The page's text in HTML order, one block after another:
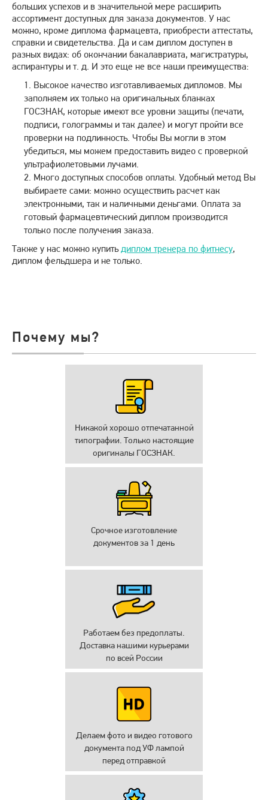
больших успехов и в значительной мере расширить
ассортимент доступных для заказа документов. У нас
можно, кроме диплома фармацевта, приобрести аттестаты,
справки и свидетельства. Да и сам диплом доступен в
разных видах: об окончании бакалавриата, магистратуры,
аспирантуры и т. д. И это еще не все наши преимущества:
Высокое качество изготавливаемых дипломов. Мы
заполняем их только на оригинальных бланках
ГОСЗНАК, которые имеют все уровни защиты (печати,
подписи, голограммы и так далее) и могут пройти все
проверки на подлинность. Чтобы Вы могли в этом
убедиться, мы можем предоставить видео с проверкой
ультрафиолетовыми лучами.
Много доступных способов оплаты. Удобный метод Вы
выбираете сами: можно осуществить расчет как
электронными, так и наличными деньгами. Оплата за
готовый фармацевтический диплом производится
только после получения заказа.
Также у нас можно купитьдиплом тренера по фитнесу,
диплом фельдшера и не только.
Почему мы?
Никакой хорошо отпечатанной
типографии. Только настоящие
оригиналы ГОСЗНАК.
Срочное изготовление
документов за 1 день
Работаем без предоплаты.
Доставка нашими курьерами
по всей России
Делаем фото и видео готового
документа под УФ лампой
перед отправкой